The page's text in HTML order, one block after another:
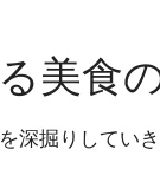
美食
深掘りしてい